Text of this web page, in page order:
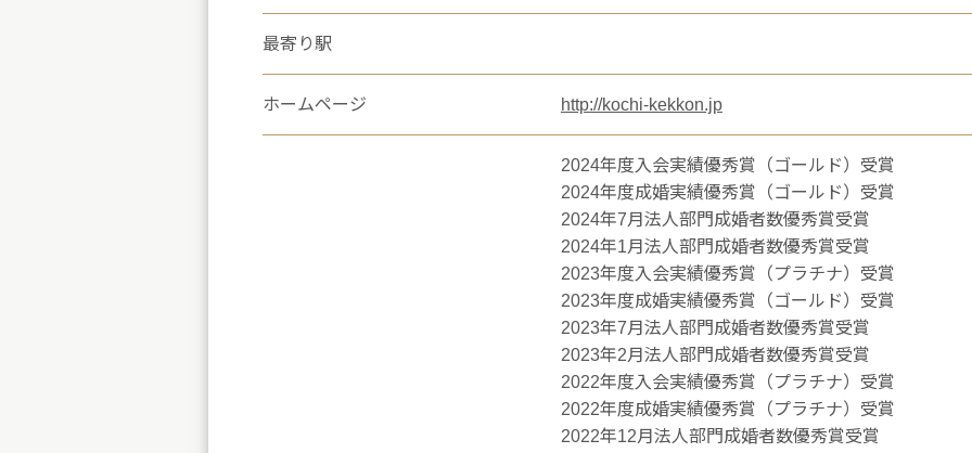
最寄り駅
ホームページ http://kochi-kekkon.jp
2024年度入会実績優秀賞（ゴールド）受賞
2024年度成婚実績優秀賞（ゴールド）受賞
2024年7月法人部門成婚者数優秀賞受賞
2024年1月法人部門成婚者数優秀賞受賞
2023年度入会実績優秀賞（プラチナ）受賞
2023年度成婚実績優秀賞（ゴールド）受賞
2023年7月法人部門成婚者数優秀賞受賞
2023年2月法人部門成婚者数優秀賞受賞
2022年度入会実績優秀賞（プラチナ）受賞
2022年度成婚実績優秀賞（プラチナ）受賞
2022年12月法人部門成婚者数優秀賞受賞